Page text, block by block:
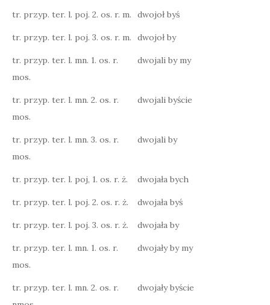
tr. przyp. ter. l. poj. 2. os. r. m. dwojoł byś
tr. przyp. ter. l. poj. 3. os. r. m. dwojoł by
tr. przyp. ter. l. mn. 1. os. r.
mos.
dwojali by my
tr. przyp. ter. l. mn. 2. os. r.
mos.
dwojali byście
tr. przyp. ter. l. mn. 3. os. r.
mos.
dwojali by
tr. przyp. ter. l. poj, 1. os. r. ż. dwojała bych
tr. przyp. ter. l. poj. 2. os. r. ż. dwojała byś
tr. przyp. ter. l. poj. 3. os. r. ż. dwojała by
tr. przyp. ter. l. mn. 1. os. r.
mos.
dwojały by my
tr. przyp. ter. l. mn. 2. os. r.
dwojały byście